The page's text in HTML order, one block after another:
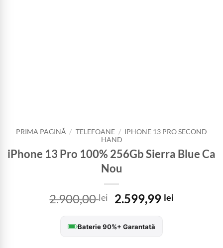
PRIMA PAGINĂ / TELEFOANE / IPHONE 13 PRO SECOND
HAND
iPhone 13 Pro 100% 256Gb Sierra Blue Ca
Nou
2.900,00lei
Prețul
a
fost:
2.599,99 leiPrețul
Baterie 90%+ Garantată